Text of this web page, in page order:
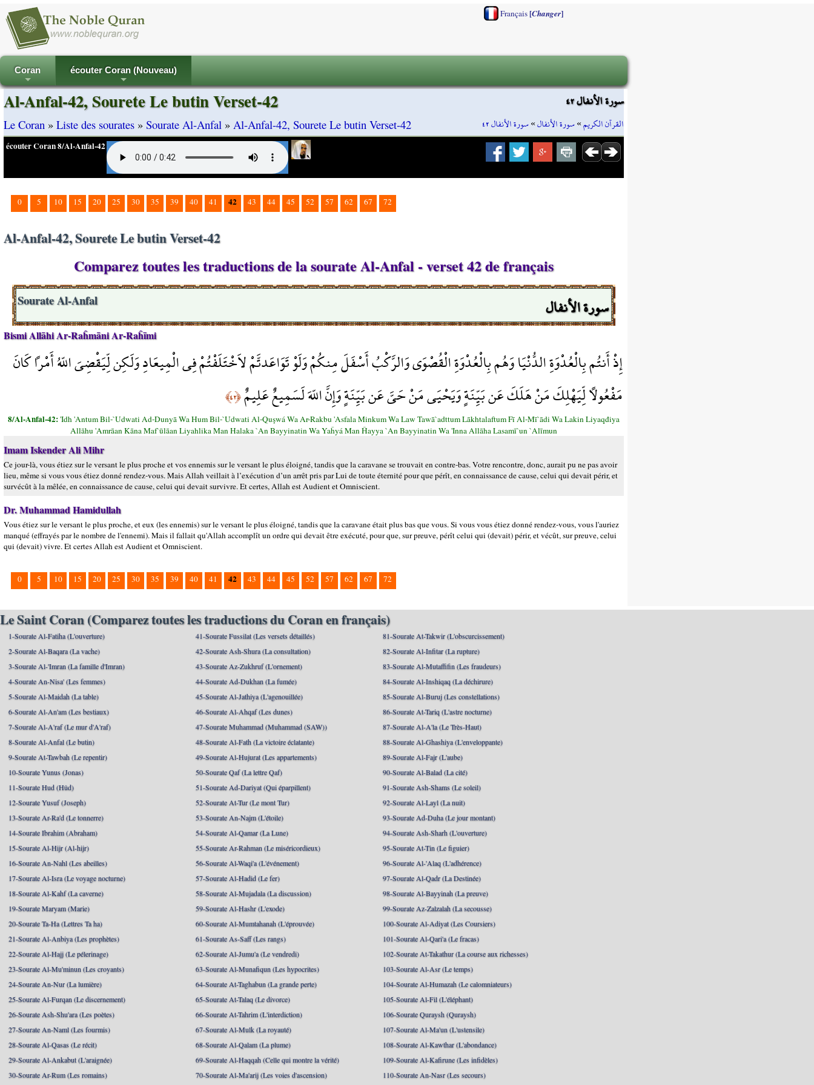
Français[Changer]
+
Coran
+
écouter Coran (Nouveau)
سورة الأنفال ٤٢
القرآن الكريم»سورة الأنفال»سورة الأنفال ٤٢
Al-Anfal-42, Sourete Le butin Verset-42
Le Coran » Liste des sourates » Sourate Al-Anfal » Al-Anfal-42, Sourete Le butin Verset-42
écouter Coran 8/Al-Anfal-42
0 5 10 15 20 25 30 35 39 40 41 42 43 44 45 52 57 62 67 72
Al-Anfal-42, Sourete Le butin Verset-42
Comparez toutes les traductions de la sourate Al-Anfal - verset 42 de français
سورة الأنفال Sourate Al-Anfal
Bismi Allāhi Ar-Raĥmāni Ar-Raĥīmi
إِذْ أَنتُم بِالْعُدْوَةِ الدُّنْيَا وَهُم بِالْعُدْوَةِ الْقُصْوَى وَالرَّكْبُ أَسْفَلَ مِنكُمْ وَلَوْ تَوَاعَدتَّمْ لاَخْتَلَفْتُمْ فِي الْمِيعَادِ وَلَكِن لِّيَقْضِيَ اللّهُ أَمْراً كَانَ
مَفْعُولاً لِّيَهْلِكَ مَنْ هَلَكَ عَن بَيِّنَةٍ وَيَحْيَى مَنْ حَيَّ عَن بَيِّنَةٍ وَإِنَّ اللّهَ لَسَمِيعٌ عَلِيمٌ﴿٤٢﴾
8/Al-Anfal-42:'Idh 'Antum Bil-`Udwati Ad-Dunyā Wa Hum Bil-`Udwati Al-Quşwá Wa Ar-Rakbu 'Asfala Minkum Wa Law Tawā`adttum Lākhtalaftum Fī Al-Mī`ādi Wa Lakin Liyaqđiya
Allāhu 'Amrāan Kāna Maf`ūlāan Liyahlika Man Halaka `An Bayyinatin Wa Yaĥyá Man Ĥayya `An Bayyinatin Wa 'Inna Allāha Lasamī`un `Alīmun
Imam Iskender Ali Mihr
Ce jour-là, vous étiez sur le versant le plus proche et vos ennemis sur le versant le plus éloigné, tandis que la caravane se trouvait en contre-bas. Votre rencontre, donc, aurait pu ne pas avoir
lieu, même si vous vous étiez donné rendez-vous. Mais Allah veillait à l’exécution d’un arrêt pris par Lui de toute éternité pour que pérît, en connaissance de cause, celui qui devait périr, et
survécût à la mêlée, en connaissance de cause, celui qui devait survivre. Et certes, Allah est Audient et Omniscient.
Dr. Muhammad Hamidullah
Vous étiez sur le versant le plus proche, et eux (les ennemis) sur le versant le plus éloigné, tandis que la caravane était plus bas que vous. Si vous vous étiez donné rendez-vous, vous l'auriez
manqué (effrayés par le nombre de l'ennemi). Mais il fallait qu'Allah accomplît un ordre qui devait être exécuté, pour que, sur preuve, pérît celui qui (devait) périr, et vécût, sur preuve, celui
qui (devait) vivre. Et certes Allah est Audient et Omniscient.
0 5 10 15 20 25 30 35 39 40 41 42 43 44 45 52 57 62 67 72
Le Saint Coran (Comparez toutes les traductions du Coran en français)
1-Sourate Al-Fatiha (L'ouverture)
2-Sourate Al-Baqara (La vache)
3-Sourate Al-'Imran (La famille d'Imran)
4-Sourate An-Nisa' (Les femmes)
5-Sourate Al-Maidah (La table)
6-Sourate Al-An'am (Les bestiaux)
7-Sourate Al-A'raf (Le mur d'A'raf)
8-Sourate Al-Anfal (Le butin)
9-Sourate At-Tawbah (Le repentir)
10-Sourate Yunus (Jonas)
11-Sourate Hud (Hûd)
12-Sourate Yusuf (Joseph)
13-Sourate Ar-Ra'd (Le tonnerre)
14-Sourate Ibrahim (Abraham)
15-Sourate Al-Hijr (Al-hijr)
16-Sourate An-Nahl (Les abeilles)
17-Sourate Al-Isra (Le voyage nocturne)
18-Sourate Al-Kahf (La caverne)
19-Sourate Maryam (Marie)
20-Sourate Ta-Ha (Lettres Ta ha)
21-Sourate Al-Anbiya (Les prophètes)
22-Sourate Al-Hajj (Le pélerinage)
23-Sourate Al-Mu'minun (Les croyants)
24-Sourate An-Nur (La lumière)
25-Sourate Al-Furqan (Le discernement)
26-Sourate Ash-Shu'ara (Les poètes)
27-Sourate An-Naml (Les fourmis)
28-Sourate Al-Qasas (Le récit)
29-Sourate Al-Ankabut (L'araignée)
30-Sourate Ar-Rum (Les romains)
41-Sourate Fussilat (Les versets détaillés)
42-Sourate Ash-Shura (La consultation)
43-Sourate Az-Zukhruf (L'ornement)
44-Sourate Ad-Dukhan (La fumée)
45-Sourate Al-Jathiya (L'agenouillée)
46-Sourate Al-Ahqaf (Les dunes)
47-Sourate Muhammad (Muhammad (SAW))
48-Sourate Al-Fath (La victoire éclatante)
49-Sourate Al-Hujurat (Les appartements)
50-Sourate Qaf (La lettre Qaf)
51-Sourate Ad-Dariyat (Qui éparpillent)
52-Sourate At-Tur (Le mont Tur)
53-Sourate An-Najm (L'étoile)
54-Sourate Al-Qamar (La Lune)
55-Sourate Ar-Rahman (Le miséricordieux)
56-Sourate Al-Waqi'a (L'événement)
57-Sourate Al-Hadid (Le fer)
58-Sourate Al-Mujadala (La discussion)
59-Sourate Al-Hashr (L'exode)
60-Sourate Al-Mumtahanah (L'éprouvée)
61-Sourate As-Saff (Les rangs)
62-Sourate Al-Jumu'a (Le vendredi)
63-Sourate Al-Munafiqun (Les hypocrites)
64-Sourate At-Taghabun (La grande perte)
65-Sourate At-Talaq (Le divorce)
66-Sourate At-Tahrim (L'interdiction)
67-Sourate Al-Mulk (La royauté)
68-Sourate Al-Qalam (La plume)
69-Sourate Al-Haqqah (Celle qui montre la vérité)
70-Sourate Al-Ma'arij (Les voies d'ascension)
81-Sourate At-Takwir (L'obscurcissement)
82-Sourate Al-Infitar (La rupture)
83-Sourate Al-Mutaffifin (Les fraudeurs)
84-Sourate Al-Inshiqaq (La déchirure)
85-Sourate Al-Buruj (Les constellations)
86-Sourate At-Tariq (L'astre nocturne)
87-Sourate Al-A'la (Le Très-Haut)
88-Sourate Al-Ghashiya (L'enveloppante)
89-Sourate Al-Fajr (L'aube)
90-Sourate Al-Balad (La cité)
91-Sourate Ash-Shams (Le soleil)
92-Sourate Al-Layl (La nuit)
93-Sourate Ad-Duha (Le jour montant)
94-Sourate Ash-Sharh (L'ouverture)
95-Sourate At-Tin (Le figuier)
96-Sourate Al-'Alaq (L'adhérence)
97-Sourate Al-Qadr (La Destinée)
98-Sourate Al-Bayyinah (La preuve)
99-Sourate Az-Zalzalah (La secousse)
100-Sourate Al-Adiyat (Les Coursiers)
101-Sourate Al-Qari'a (Le fracas)
102-Sourate At-Takathur (La course aux richesses)
103-Sourate Al-Asr (Le temps)
104-Sourate Al-Humazah (Le calomniateurs)
105-Sourate Al-Fil (L'éléphant)
106-Sourate Quraysh (Quraysh)
107-Sourate Al-Ma'un (L'ustensile)
108-Sourate Al-Kawthar (L'abondance)
109-Sourate Al-Kafirune (Les infidèles)
110-Sourate An-Nasr (Les secours)